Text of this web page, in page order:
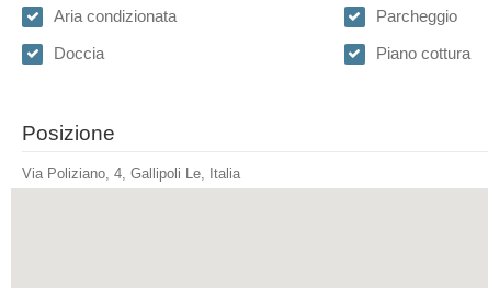
Aria condizionata
Doccia
Parcheggio
Piano cottura
Posizione
Via Poliziano, 4, Gallipoli Le, Italia